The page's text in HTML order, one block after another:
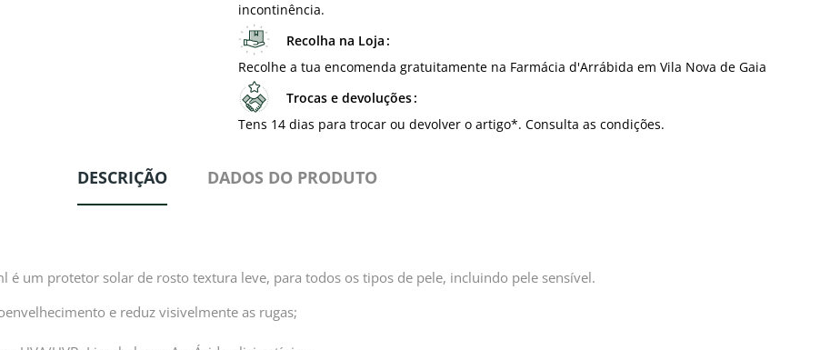
incontinência.
Recolha na Loja
Recolhe a tua encomenda gratuitamente na Farmácia d'Arrábida em Vila Nova de Gaia
Trocas e devoluções
Tens 14 dias para trocar ou devolver o artigo*. Consulta as condições.
DESCRIÇÃO DADOS DO PRODUTO
é um protetor solar de rosto textura leve, para todos os tipos de pele, incluindo pele sensível.
e reduz visivelmente as rugas;